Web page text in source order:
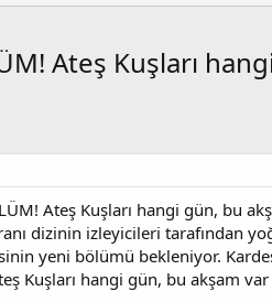
Ateş Kuşları
Ateş Kuşları hangi gün, bu
dizinin izleyicileri tarafından
yeni bölümü bekleniyor.
Kuşları hangi gün, bu akşam